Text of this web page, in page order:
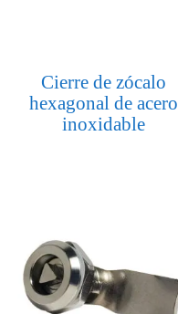
Cierre de zócalo
hexagonal de acero
inoxidable